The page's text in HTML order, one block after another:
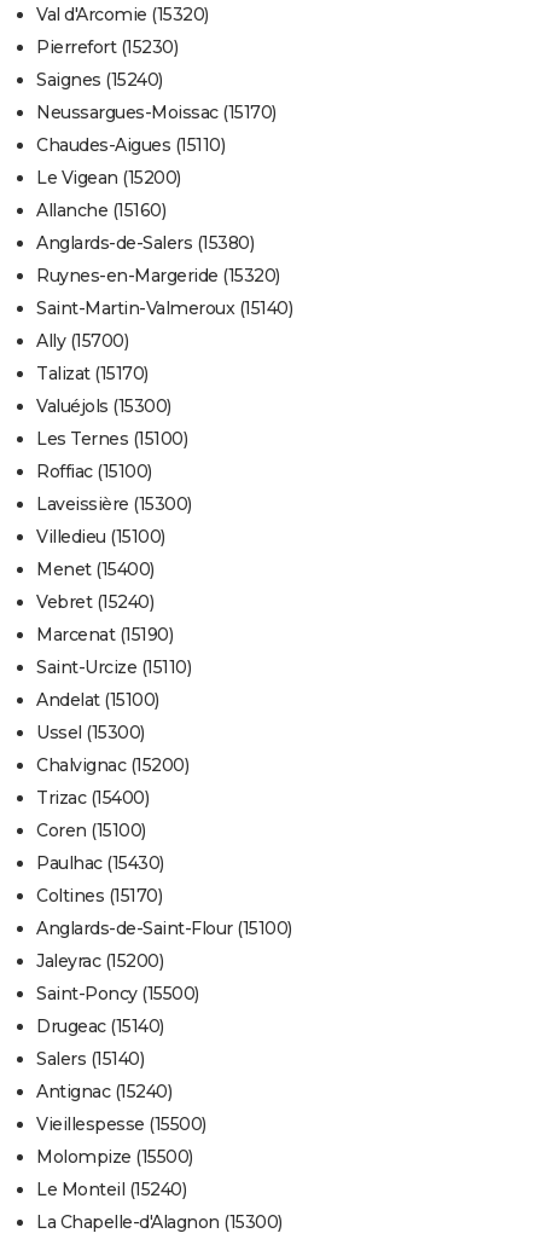
Val d'Arcomie (15320)
Pierrefort (15230)
Saignes (15240)
Neussargues-Moissac (15170)
Chaudes-Aigues (15110)
Le Vigean (15200)
Allanche (15160)
Anglards-de-Salers (15380)
Ruynes-en-Margeride (15320)
Saint-Martin-Valmeroux (15140)
Ally (15700)
Talizat (15170)
Valuéjols (15300)
Les Ternes (15100)
Roffiac (15100)
Laveissière (15300)
Villedieu (15100)
Menet (15400)
Vebret (15240)
Marcenat (15190)
Saint-Urcize (15110)
Andelat (15100)
Ussel (15300)
Chalvignac (15200)
Trizac (15400)
Coren (15100)
Paulhac (15430)
Coltines (15170)
Anglards-de-Saint-Flour (15100)
Jaleyrac (15200)
Saint-Poncy (15500)
Drugeac (15140)
Salers (15140)
Antignac (15240)
Vieillespesse (15500)
Molompize (15500)
Le Monteil (15240)
La Chapelle-d'Alagnon (15300)